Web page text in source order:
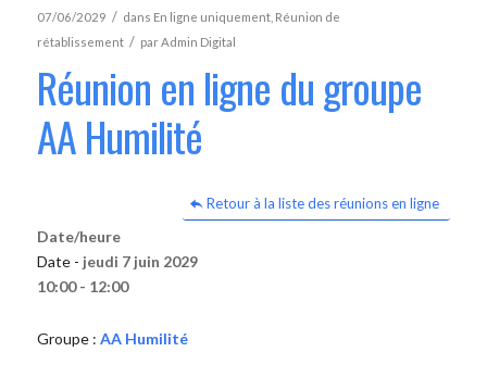
07/06/2029 / dans En ligne uniquement, Réunion de
rétablissement / parAdmin Digital
Réunion en ligne du groupe
AA Humilité
Retour à la liste des réunions en ligne
Date/heure
Date - jeudi 7 juin 2029
10:00 - 12:00
Groupe : AA Humilité